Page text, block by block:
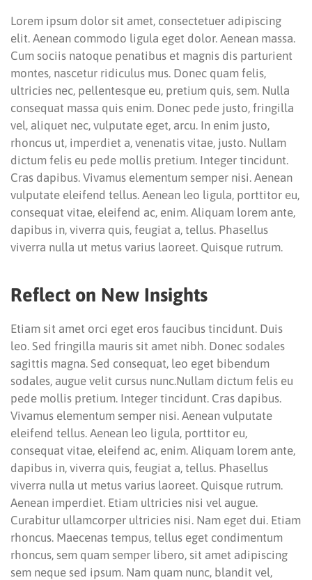
Lorem ipsum dolor sit amet, consectetuer adipiscing
elit. Aenean commodo ligula eget dolor. Aenean massa.
Cum sociis natoque penatibus et magnis dis parturient
montes, nascetur ridiculus mus. Donec quam felis,
ultricies nec, pellentesque eu, pretium quis, sem. Nulla
consequat massa quis enim. Donec pede justo, fringilla
vel, aliquet nec, vulputate eget, arcu. In enim justo,
rhoncus ut, imperdiet a, venenatis vitae, justo. Nullam
dictum felis eu pede mollis pretium. Integer tincidunt.
Cras dapibus. Vivamus elementum semper nisi. Aenean
vulputate eleifend tellus. Aenean leo ligula, porttitor eu,
consequat vitae, eleifend ac, enim. Aliquam lorem ante,
dapibus in, viverra quis, feugiat a, tellus. Phasellus
viverra nulla ut metus varius laoreet. Quisque rutrum.
Reflect on New Insights
Etiam sit amet orci eget eros faucibus tincidunt. Duis
leo. Sed fringilla mauris sit amet nibh. Donec sodales
sagittis magna. Sed consequat, leo eget bibendum
sodales, augue velit cursus nunc.Nullam dictum felis eu
pede mollis pretium. Integer tincidunt. Cras dapibus.
Vivamus elementum semper nisi. Aenean vulputate
eleifend tellus. Aenean leo ligula, porttitor eu,
consequat vitae, eleifend ac, enim. Aliquam lorem ante,
dapibus in, viverra quis, feugiat a, tellus. Phasellus
viverra nulla ut metus varius laoreet. Quisque rutrum.
Aenean imperdiet. Etiam ultricies nisi vel augue.
Curabitur ullamcorper ultricies nisi. Nam eget dui. Etiam
rhoncus. Maecenas tempus, tellus eget condimentum
rhoncus, sem quam semper libero, sit amet adipiscing
sem neque sed ipsum. Nam quam nunc, blandit vel,